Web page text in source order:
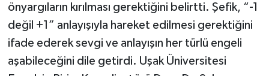
önyargıların kırılması gerektiğini belirtti. Şefik, “-1
değil +1” anlayışıyla hareket edilmesi gerektiğini
ifade ederek sevgi ve anlayışın her türlü engeli
aşabileceğini dile getirdi. Uşak Üniversitesi